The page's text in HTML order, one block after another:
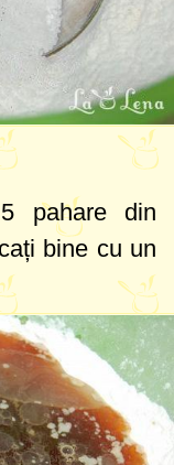
paharedin
bine cu un